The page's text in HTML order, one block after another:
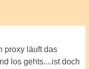
proxy läuft das
los gehts....ist doch